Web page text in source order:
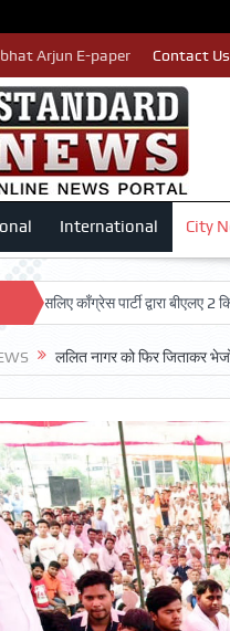
Arjun E-paper Contact Us
International City
पार्टी द्वारा बीएलए 2 किए जा रहे
ललित नागर को फिर जिताकर